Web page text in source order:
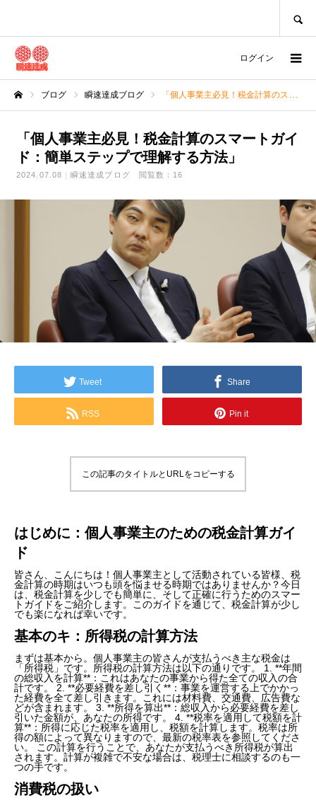
ログイン
ブログ 瞬速達成ブログ 「個人事業主必見！税金計算のスマートガイド：簡単ステップで理解する方法」
「個人事業主必見！税金計算のスマートガイ
ド：簡単ステップで理解する方法」
2024.07.08 瞬速達成ブログ 閲覧数：16
Tweet Share
RSS Pin it
この記事のタイトルとURLをコピーする
はじめに：個人事業主のための税金計算ガイ
ド
皆さん、こんにちは！個人事業主として活動されている皆様、税
金計算の時期はいつも頭を悩ませる時期ではありませんか？今日
は、税金計算を少しでも簡単に、そして正確に行うためのスマー
トガイドをご紹介します。このガイドを通じて、税金計算が少し
でも楽になれば幸いです。
基本のキ：所得税の計算方法
まずは基本から。個人事業主の皆さんが支払うべき主な税金は
「所得税」です。所得税の計算方法は以下の通りです。 1. **年間
の総収入を計算**：これはあなたの事業から得た全ての収入の合
計です。 2. **必要経費を差し引く**：事業を運営する上でかかっ
た経費を全て差し引きます。これには材料費、交通費、広告費な
どが含まれます。 3. **所得を算出**：総収入から必要経費を差し
引いた金額が、あなたの所得です。 4. **税率を適用して税額を計
算**：所得に応じた税率を適用し、税額を計算します。税率は所
得の額によって異なりますので、最新の税率表を参照してくださ
い。 この計算を行うことで、あなたが支払うべき所得税が算出
されます。計算が複雑で不安な場合は、税理士に相談するのも一
つの手です。
消費税の扱い